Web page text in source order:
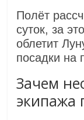
Полёт
суток, за
облетит
посадки на
Зачем
экипажа